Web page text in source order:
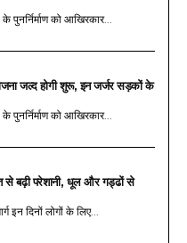
को आखिरकार...
जल्द होगी शुरू, इन जर्जर सड़कों के
को आखिरकार...
से बढ़ी परेशानी, धूल और गड्ढों से
इन दिनों लोगों के लिए...